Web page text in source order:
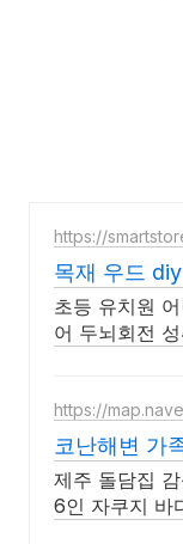
https://
목재 우드
초등 유치원
어 두뇌회전
https://
코난해변 가
이 월정리 근
제주 돌담집
6인 자쿠지 바